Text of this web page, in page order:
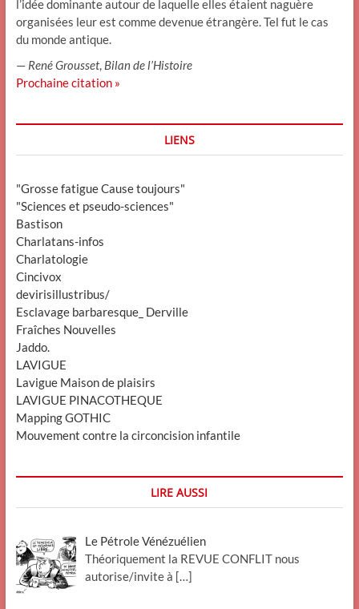
l’idée dominante autour de laquelle elles étaient naguère
organisées leur est comme devenue étrangère. Tel fut le cas
du monde antique.
— René Grousset, Bilan de l’Histoire
Prochaine citation »
LIENS
"Grosse fatigue Cause toujours"
"Sciences et pseudo-sciences"
Bastison
Charlatans-infos
Charlatologie
Cincivox
devirisillustribus/
Esclavage barbaresque_ Derville
Fraîches Nouvelles
Jaddo.
LAVIGUE
Lavigue Maison de plaisirs
LAVIGUE PINACOTHEQUE
Mapping GOTHIC
Mouvement contre la circoncision infantile
LIRE AUSSI
Le Pétrole Vénézuélien
Théoriquement la REVUE CONFLIT nous
autorise/invite à […]